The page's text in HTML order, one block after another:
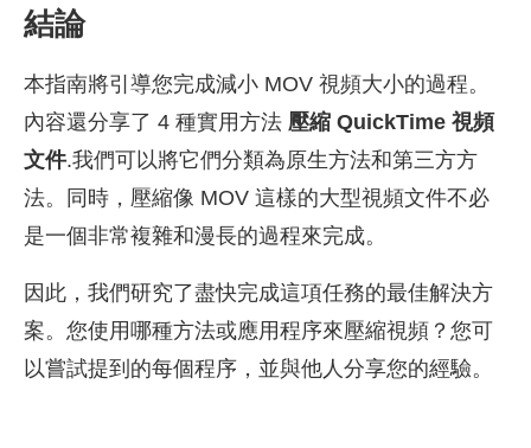
結論
本指南將引導您完成減小 MOV 視頻大小的過程。
內容還分享了 4 種實用方法 壓縮 QuickTime 視頻
文件.我們可以將它們分類為原生方法和第三方方
法。同時，壓縮像 MOV 這樣的大型視頻文件不必
是一個非常複雜和漫長的過程來完成。
因此，我們研究了盡快完成這項任務的最佳解決方
案。您使用哪種方法或應用程序來壓縮視頻？您可
以嘗試提到的每個程序，並與他人分享您的經驗。